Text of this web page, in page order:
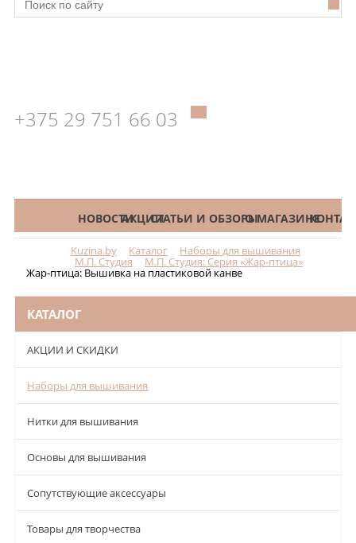
+375 29 751 66 03
КАТАЛОГНОВОСТИАКЦИИСТАТЬИ И ОБЗОРЫО МАГАЗИНЕ
Kuzina.by Каталог Наборы для вышивания
М.П. Студия М.П. Студия: Серия «Жар-птица»
Жар-птица: Вышивка на пластиковой канве
КАТАЛОГ
АКЦИИ И СКИДКИ
Наборы для вышивания
Нитки для вышивания
Основы для вышивания
Сопутствующие аксессуары
Товары для творчества